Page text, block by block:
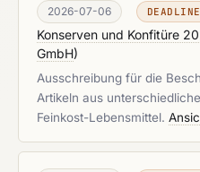
2026-07-06
Konserven und Konfitüre
GmbH)
Ausschreibung für die
Artikeln aus
Feinkost-Lebensmittel.